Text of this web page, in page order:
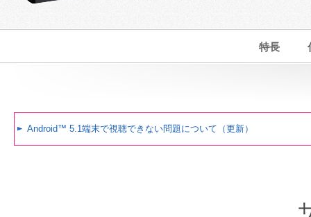
特長
Android™ 5.1端末で視聴できない問題について（更新）